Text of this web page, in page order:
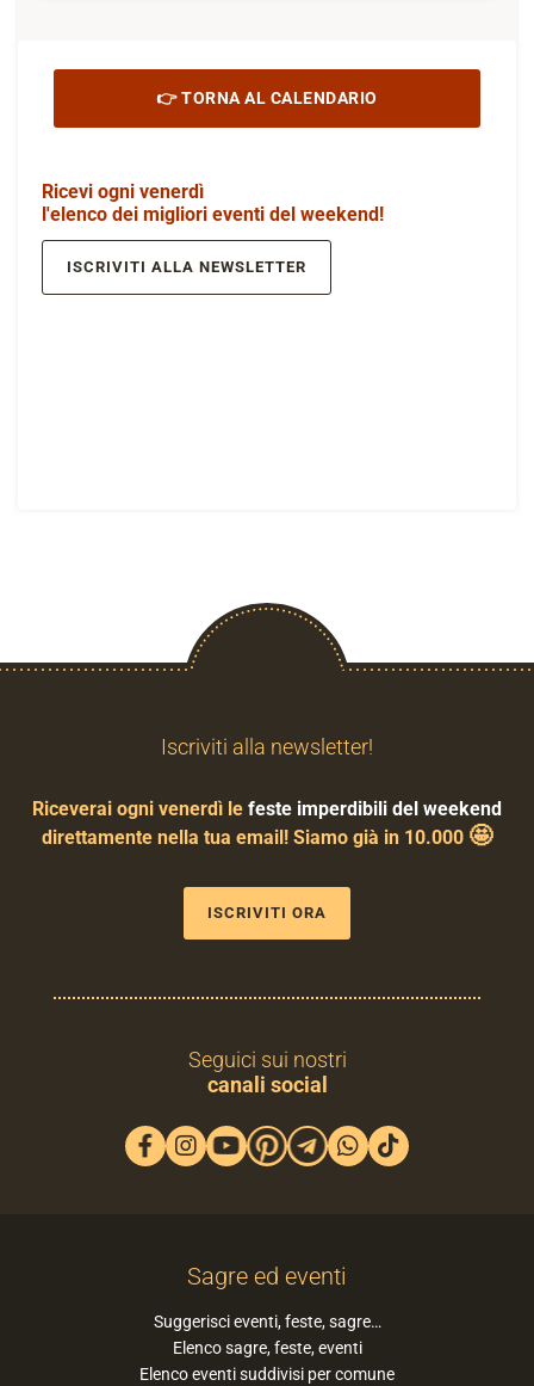
👉 TORNA AL CALENDARIO
Ricevi ogni venerdì
l'elenco dei migliori eventi del weekend!
ISCRIVITI ALLA NEWSLETTER
Iscriviti alla newsletter!
Riceverai ogni venerdì le feste imperdibili del weekend
direttamente nella tua email! Siamo già in 10.000 🤩
ISCRIVITI ORA
Seguici sui nostri
canali social
Sagre ed eventi
Suggerisci eventi, feste, sagre…
Elenco sagre, feste, eventi
Elenco eventi suddivisi per comune